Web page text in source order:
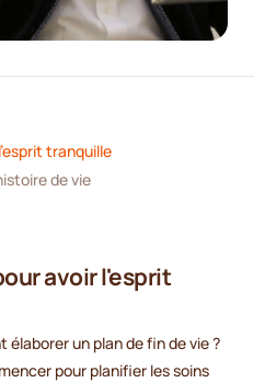
tranquille
de vie
avoir l'esprit
élaborer un plan de fin de vie ?
pour planifier les soins